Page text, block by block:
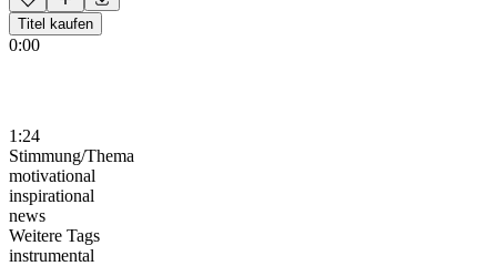
Titel kaufen
0:00
1:24
Stimmung/Thema
motivational
inspirational
news
Weitere Tags
instrumental